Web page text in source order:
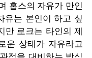
홉스의 자유가 만인
유는 본인이 하고 싶
만 로크는 타인의 제
운 상태가 자유라고